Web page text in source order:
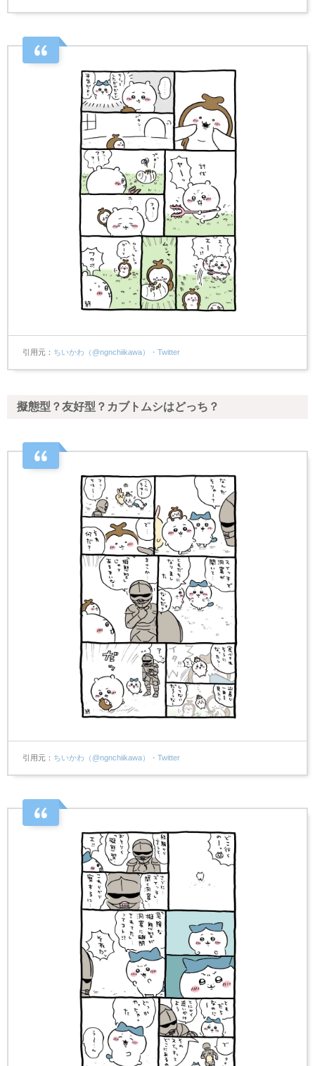
引用元 ちいかわ（@ngnchiikawa）・Twitter
擬態型？友好型？カブトムシはどっち？
引用元 ちいかわ（@ngnchiikawa）・Twitter